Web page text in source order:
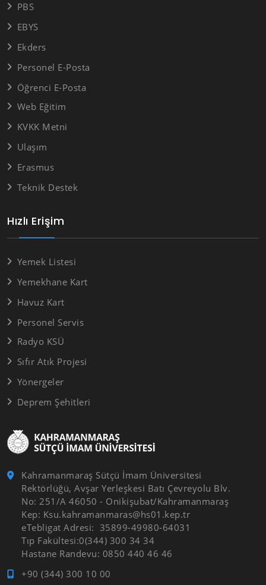
Kahramanmaraş Sütçü İmam Üniversitesi
Rektörlüğü, Avşar Yerleşkesi Batı Çevreyolu Blv.
No: 251/A 46050 - Onikişubat/Kahramanmaraş
Kep: Ksu.kahramanmaras@hs01.kep.tr
eTebligat Adresi: 35899-49980-64031
Tıp Fakültesi:0(344) 300 34 34
Hastane Randevu: 0850 440 46 46
+90 (344) 300 10 00
Hızlı Erişim
Yemek Listesi
Yemekhane Kart
Havuz Kart
Personel Servis
Radyo KSÜ
Sıfır Atık Projesi
Yönergeler
Deprem Şehitleri
PBS
EBYS
Ekders
Personel E-Posta
Öğrenci E-Posta
Web Eğitim
KVKK Metni
Ulaşım
Erasmus
Teknik Destek